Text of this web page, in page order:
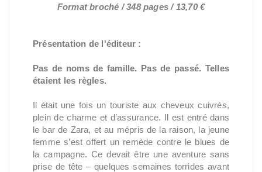
Format broché / 348 pages / 13,70 €
Présentation de l'éditeur :
Pas de noms de famille. Pas de passé. Telles
étaient les règles.
Il était une fois un touriste aux cheveux cuivrés,
plein de charme et d’assurance. Il est entré dans
le bar de Zara, et au mépris de la raison, la jeune
femme s’est offert un remède contre le blues de
la campagne. Ce devait être une aventure sans
prise de tête – quelques semaines torrides avant